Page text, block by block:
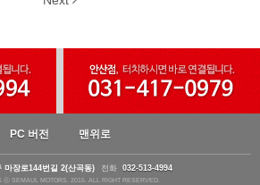
PC 버전 맨위로
마장로144번길 2(산곡동) 전화 032-513-4994
ⓒ SEMAUL MOTORS. 2015. ALL RIGHT RESERVED.